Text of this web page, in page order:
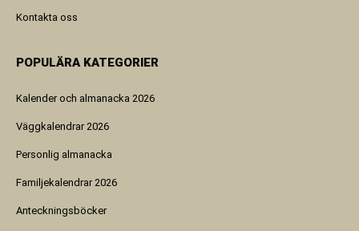
Kontakta oss
POPULÄRA KATEGORIER
Kalender och almanacka 2026
Väggkalendrar 2026
Personlig almanacka
Familjekalendrar 2026
Anteckningsböcker